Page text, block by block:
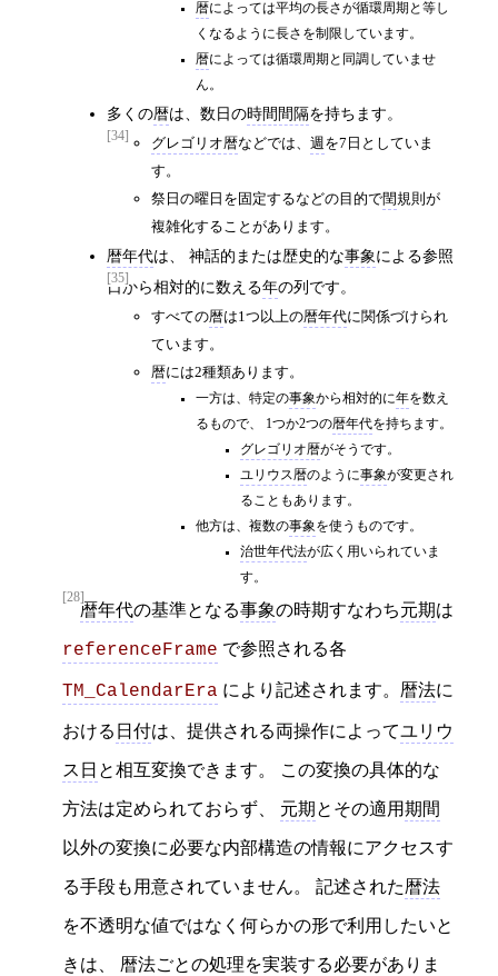
暦によっては平均の長さが循環周期と等し
くなるように長さを制限しています。
暦によっては循環周期と同調していませ
ん。
[34]
多くの暦は、数日の時間間隔を持ちます。
グレゴリオ暦などでは、 週を7日としていま
す。
祭日の曜日を固定するなどの目的で閏規則が
複雑化することがあります。
[35]
暦年代は、 神話的または歴史的な事象による参照
日から相対的に数える年の列です。
すべての暦は1つ以上の暦年代に関係づけられ
ています。
暦には2種類あります。
一方は、特定の事象から相対的に年を数え
るもので、 1つか2つの暦年代を持ちます。
グレゴリオ暦がそうです。
ユリウス暦のように事象が変更され
ることもあります。
他方は、複数の事象を使うものです。
治世年代法が広く用いられていま
す。
[28]
暦年代の基準となる事象の時期すなわち元期は
referenceFrame で参照される各
TM_CalendarEra により記述されます。 暦法に
おける 日付は、提供される両操作によってユリウ
ス日 と相互変換できます。 この変換の具体的な
方法は定められておらず、 元期 とその適用期間
以外の変換に必要な内部構造の情報にアクセスす
る手段も用意されていません。 記述された暦法
を不透明な値ではなく何らかの形で利用したいと
きは、 暦法ごとの処理を実装する必要がありま